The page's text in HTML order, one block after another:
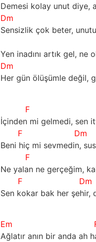
Demesi kolay unut diye,
Dm
Sensizlik çok beter,
Yen inadını artık gel, ne
Dm
Her gün ölüşümle değil,
F
İçinden mi gelmedi, sen
F
Dm
Beni hiç mi sevmedin,
F
Ne yalan ne gerçeğim,
F
Dm
Sen kokar bak her şehir,
Em
Ağlatır anın bir anda ah